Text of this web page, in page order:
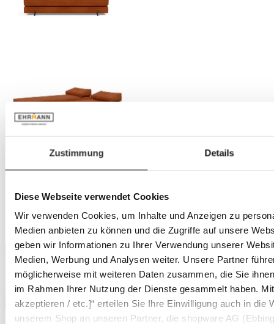
Zustimmung Details
Diese Webseite verwendet Cookies
Wir verwenden Cookies, um Inhalte und Anzeigen zu
Medien anbieten zu können und die Zugriffe auf unsere
geben wir Informationen zu Ihrer Verwendung unserer
Medien, Werbung und Analysen weiter. Unsere Partner
möglicherweise mit weiteren Daten zusammen, die Sie
im Rahmen Ihrer Nutzung der Dienste gesammelt haben.
akzeptieren / etc.]“ erteilen Sie Ihre Einwilligung auch in die
unserem Shop an unseren Partner, die shopware AG